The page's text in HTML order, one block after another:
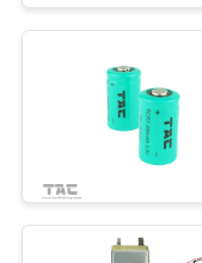
TRETEN
MIT
UNS
3.2V
Batterie